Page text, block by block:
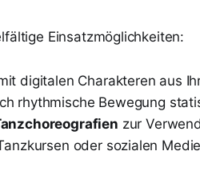
Einsatzmöglichkeiten:
digitalen Charakteren aus
rhythmische Bewegung
zur
oder sozialen